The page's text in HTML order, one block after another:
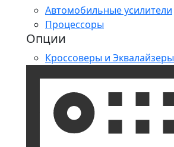
Автомобильные усилители
Процессоры
Опции
Кроссоверы и Эквалайзеры